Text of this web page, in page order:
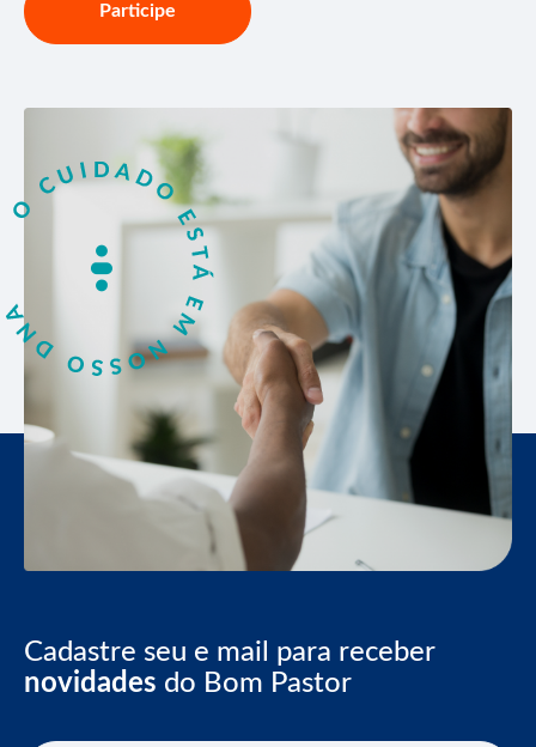
Participe
Cadastre seu e mail para receber
novidades do Bom Pastor